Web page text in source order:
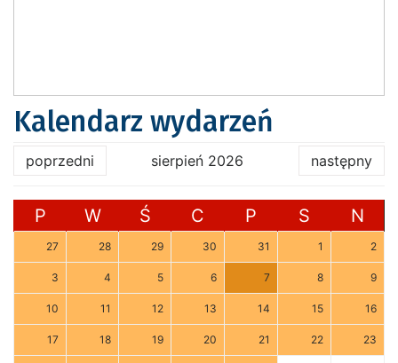
Kalendarz wydarzeń
poprzedni sierpień 2026 następny
P W Ś C P S N
27 28 29 30 31 1 2
3 4 5 6 7 8 9
10 11 12 13 14 15 16
17 18 19 20 21 22 23